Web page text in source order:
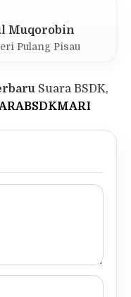
Muqorobin
Pulang Pisau
Suara BSDK,